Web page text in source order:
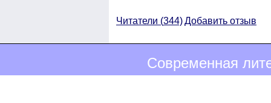
Читатели (344)Добавить отзыв
Современная